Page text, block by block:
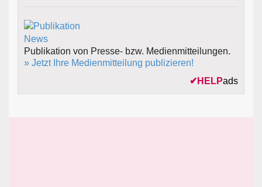
Publikation von Presse- bzw. Medienmitteilungen.
» Jetzt Ihre Medienmitteilung publizieren!
✔ HELPads